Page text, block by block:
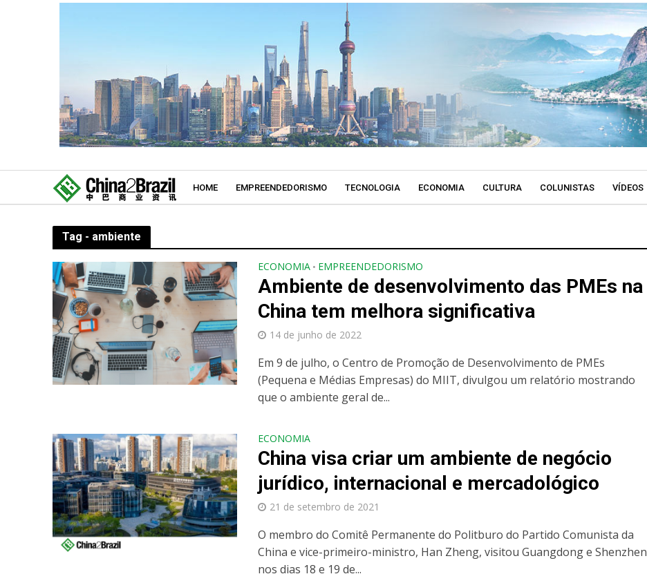
HOME EMPREENDEDORISMO TECNOLOGIA ECONOMIA CULTURA COLUNISTAS VÍDEOS
Tag - ambiente
ECONOMIA • EMPREENDEDORISMO
Ambiente de desenvolvimento das PMEs na
China tem melhora significativa
14 de junho de 2022
Em 9 de julho, o Centro de Promoção de Desenvolvimento de PMEs
(Pequena e Médias Empresas) do MIIT, divulgou um relatório mostrando
que o ambiente geral de...
ECONOMIA
China visa criar um ambiente de negócio
jurídico, internacional e mercadológico
21 de setembro de 2021
O membro do Comitê Permanente do Politburo do Partido Comunista da
China e vice-primeiro-ministro, Han Zheng, visitou Guangdong e Shenzhen
nos dias 18 e 19 de...